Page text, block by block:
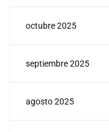
octubre 2025
septiembre 2025
agosto 2025